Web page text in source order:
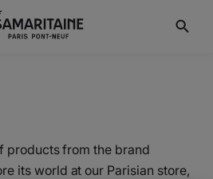
products from the brand
its world at our Parisian store,